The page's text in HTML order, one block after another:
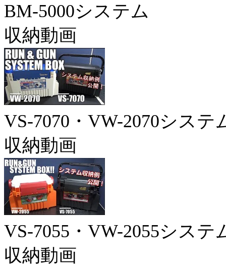
BM-5000システム
収納動画
VS-7070・VW-2070システ
収納動画
VS-7055・VW-2055システ
収納動画